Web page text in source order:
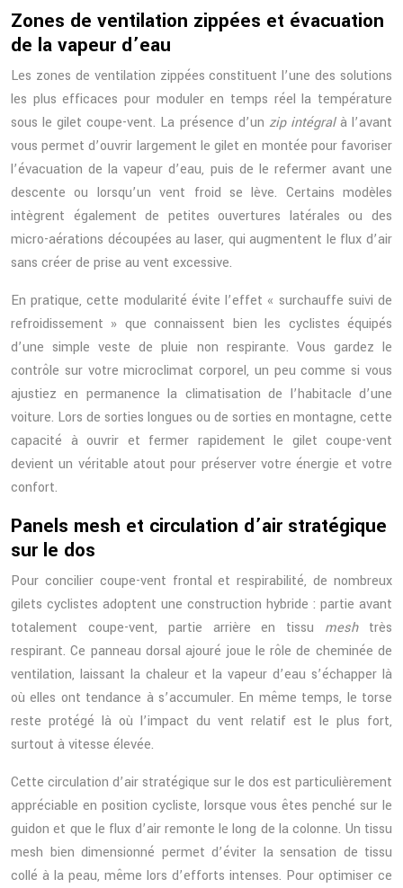
Zones de ventilation zippées et évacuation
de la vapeur d’eau
Les zones de ventilation zippées constituent l’une des solutions
les plus efficaces pour moduler en temps réel la température
sous le gilet coupe-vent. La présence d’un zip intégralà l’avant
vous permet d’ouvrir largement le gilet en montée pour favoriser
l’évacuation de la vapeur d’eau, puis de le refermer avant une
descente ou lorsqu’un vent froid se lève. Certains modèles
intègrent également de petites ouvertures latérales ou des
micro-aérations découpées au laser, qui augmentent le flux d’air
sans créer de prise au vent excessive.
En pratique, cette modularité évite l’effet « surchauffe suivi de
refroidissement » que connaissent bien les cyclistes équipés
d’une simple veste de pluie non respirante. Vous gardez le
contrôle sur votre microclimat corporel, un peu comme si vous
ajustiez en permanence la climatisation de l’habitacle d’une
voiture. Lors de sorties longues ou de sorties en montagne, cette
capacité à ouvrir et fermer rapidement le gilet coupe-vent
devient un véritable atout pour préserver votre énergie et votre
confort.
Panels mesh et circulation d’air stratégique
sur le dos
Pour concilier coupe-vent frontal et respirabilité, de nombreux
gilets cyclistes adoptent une construction hybride : partie avant
totalement coupe-vent, partie arrière en tissu meshtrès
respirant. Ce panneau dorsal ajouré joue le rôle de cheminée de
ventilation, laissant la chaleur et la vapeur d’eau s’échapper là
où elles ont tendance à s’accumuler. En même temps, le torse
reste protégé là où l’impact du vent relatif est le plus fort,
surtout à vitesse élevée.
Cette circulation d’air stratégique sur le dos est particulièrement
appréciable en position cycliste, lorsque vous êtes penché sur le
guidon et que le flux d’air remonte le long de la colonne. Un tissu
mesh bien dimensionné permet d’éviter la sensation de tissu
collé à la peau, même lors d’efforts intenses. Pour optimiser ce